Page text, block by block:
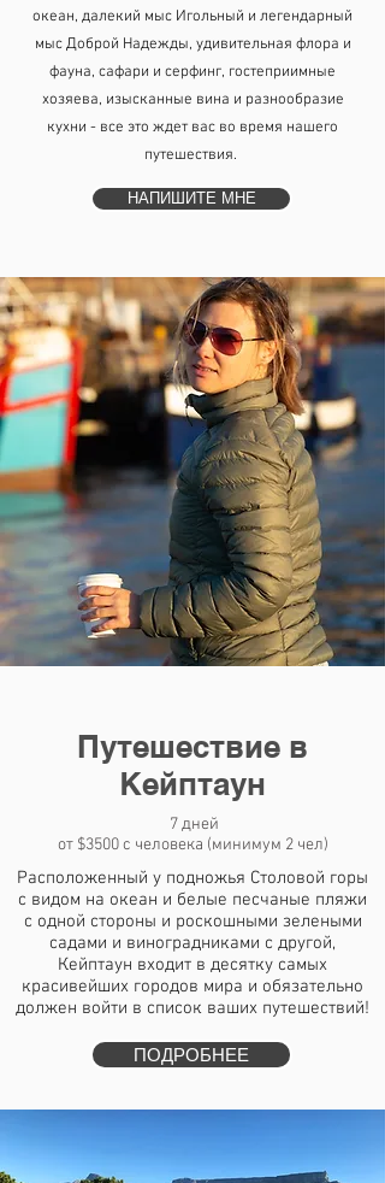
океан, далекий мыс Игольный и легендарный
мыс Доброй Надежды, удивительная флора и
фауна, сафари и серфинг, гостеприимные
хозяева, изысканные вина и разнообразие
кухни - все это ждет вас во время нашего
путешествия.
НАПИШИТЕ МНЕ
Путешествие в
Кейптаун
7 дней
от $3500 с человека (минимум 2 чел)
Расположенный у подножья Столовой горы
с видом на океан и белые песчаные пляжи
с одной стороны и роскошными зелеными
садами и виноградниками с другой,
Кейптаун входит в десятку самых
красивейших городов мира и обязательно
должен войти в список ваших путешествий!
ПОДРОБНЕЕ